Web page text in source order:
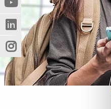
innej
strony)
(Nowe
okno)
(Link
do
innej
strony)
(Nowe
okno)
(Link
do
innej
strony)
(Nowe
okno)
(Link
do
innej
strony)